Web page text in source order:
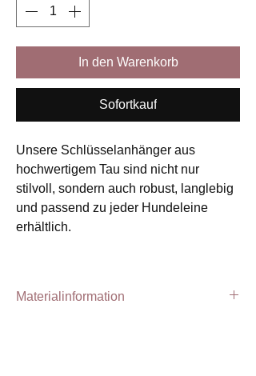
In den Warenkorb
Sofortkauf
Unsere Schlüsselanhänger aus
hochwertigem Tau sind nicht nur
stilvoll, sondern auch robust, langlebig
und passend zu jeder Hundeleine
erhältlich.
Materialinformation